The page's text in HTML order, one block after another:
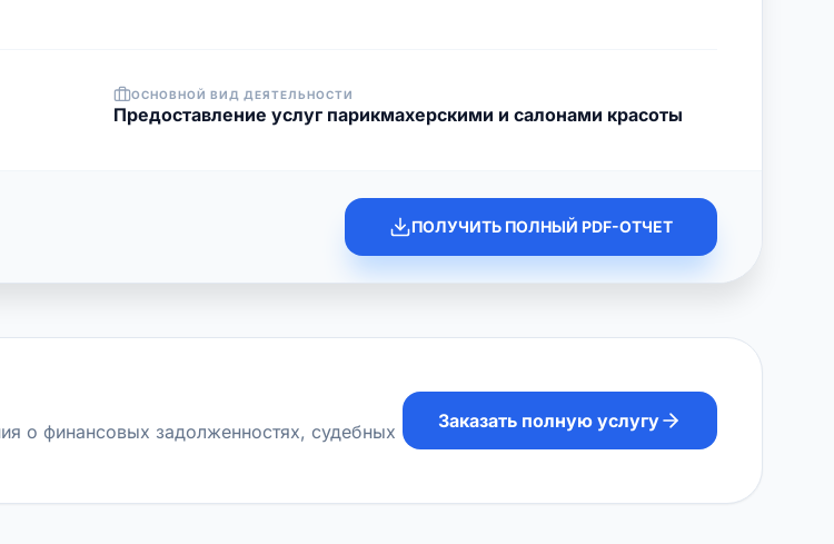
ОСНОВНОЙ ВИД ДЕЯТЕЛЬНОСТИ
Предоставление услуг парикмахерскими и салонами красоты
ПОЛУЧИТЬ ПОЛНЫЙ PDF-ОТЧЕТ
о финансовых задолженностях, судебных
Заказать полную услугу